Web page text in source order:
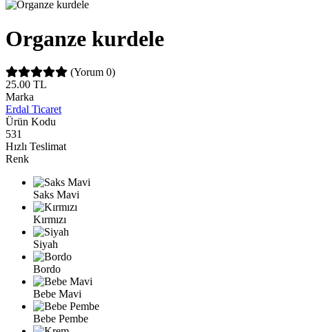
Organze kurdele
(Yorum 0)
25.00 TL
Marka
Erdal Ticaret
Ürün Kodu
531
Hızlı Teslimat
Renk
Saks Mavi
Kırmızı
Siyah
Bordo
Bebe Mavi
Bebe Pembe